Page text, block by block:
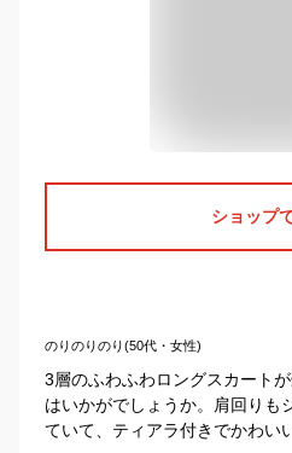
ショップ
のりのりのり(50代・女性)
3層のふわふわロングスカート
はいかがでしょうか。肩回りも
ていて、ティアラ付きでかわい